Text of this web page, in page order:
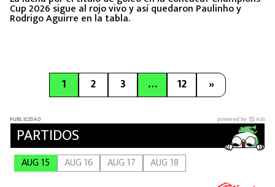
Cup 2026 sigue al rojo vivo y así quedaron Paulinho y
Rodrigo Aguirre en la tabla.
1 2 3 … 12 »